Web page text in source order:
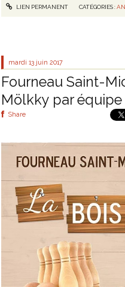
LIEN PERMANENT CATÉGORIES :
mardi 13 juin 2017
Fourneau Saint-
Mölkky par équipe
Share